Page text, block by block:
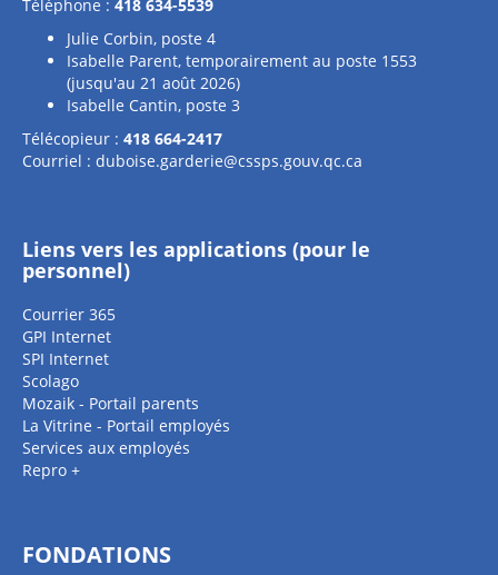
Téléphone : 418 634-5539
Julie Corbin, poste 4
Isabelle Parent, temporairement au poste 1553
(jusqu'au 21 août 2026)
Isabelle Cantin, poste 3
Télécopieur : 418 664-2417
Courriel : duboise.garderie@cssps.gouv.qc.ca
Liens vers les applications (pour le
personnel)
Courrier 365
GPI Internet
SPI Internet
Scolago
Mozaik - Portail parents
La Vitrine - Portail employés
Services aux employés
Repro +
FONDATIONS